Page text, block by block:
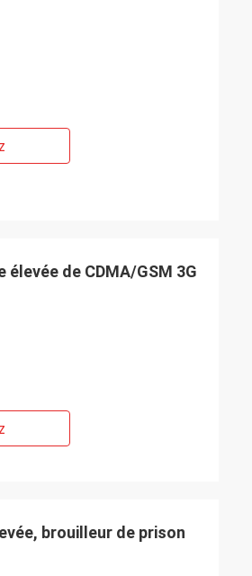
de CDMA/GSM 3G
brouilleur de prison